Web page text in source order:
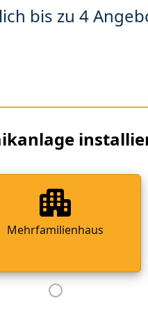
bis zu 4
Mehrfamilienhaus